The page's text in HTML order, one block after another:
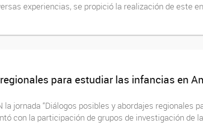
experiencias, se propició la realización de este
para estudiar las infancias en
jornada “Diálogos posibles y abordajes regionales
con la participación de grupos de investigación de